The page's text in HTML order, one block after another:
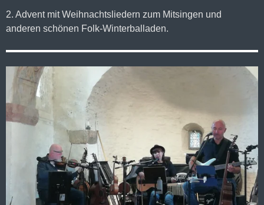
2. Advent mit Weihnachtsliedern zum Mitsingen und
anderen schönen Folk-Winterballaden.